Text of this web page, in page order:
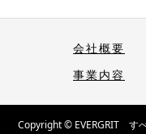
会社概要
事業内容
Copyright © EVERGRIT す